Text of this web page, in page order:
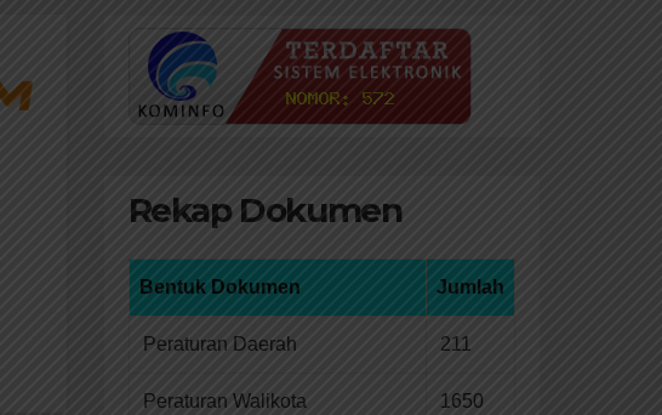
Rekap Dokumen
Bentuk Dokumen Jumlah
Peraturan Daerah 211
Peraturan Walikota 1650